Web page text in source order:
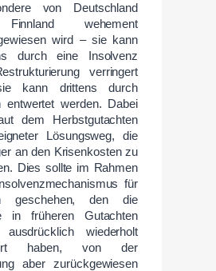
von Deutschland
wehement
wird – sie kann
durch eine Insolvenz
verringert
kann drittens durch
entwertet werden. Dabei
dem Herbstgutachten
Lösungsweg, die
an den Krisenkosten zu
Dies sollte im Rahmen
für
geschehen, den die
in früheren Gutachten
ausdrücklich wiederholt
haben, von der
aber zurückgewiesen